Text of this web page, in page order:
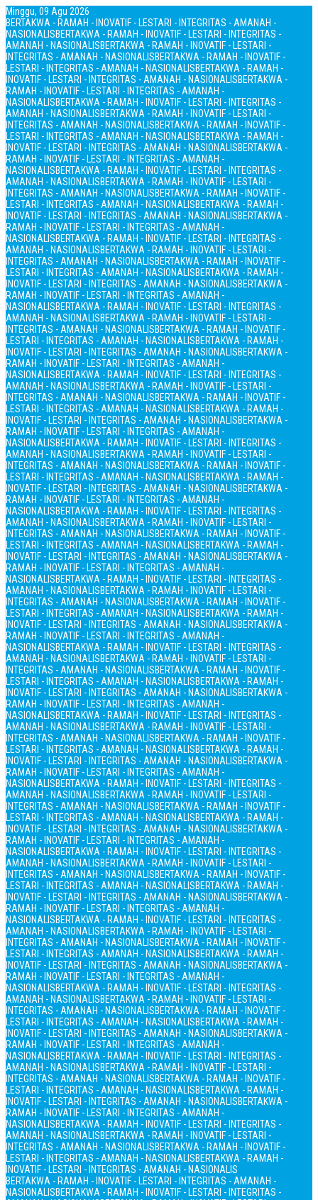
Minggu, 09 Agu 2026
BERTAKWA - RAMAH - INOVATIF - LESTARI - INTEGRITAS - AMANAH -
NASIONALISBERTAKWA - RAMAH - INOVATIF - LESTARI - INTEGRITAS -
AMANAH - NASIONALISBERTAKWA - RAMAH - INOVATIF - LESTARI -
INTEGRITAS - AMANAH - NASIONALISBERTAKWA - RAMAH - INOVATIF -
LESTARI - INTEGRITAS - AMANAH - NASIONALISBERTAKWA - RAMAH -
INOVATIF - LESTARI - INTEGRITAS - AMANAH - NASIONALISBERTAKWA -
RAMAH - INOVATIF - LESTARI - INTEGRITAS - AMANAH -
NASIONALISBERTAKWA - RAMAH - INOVATIF - LESTARI - INTEGRITAS -
AMANAH - NASIONALISBERTAKWA - RAMAH - INOVATIF - LESTARI -
INTEGRITAS - AMANAH - NASIONALISBERTAKWA - RAMAH - INOVATIF -
LESTARI - INTEGRITAS - AMANAH - NASIONALISBERTAKWA - RAMAH -
INOVATIF - LESTARI - INTEGRITAS - AMANAH - NASIONALISBERTAKWA -
RAMAH - INOVATIF - LESTARI - INTEGRITAS - AMANAH -
NASIONALISBERTAKWA - RAMAH - INOVATIF - LESTARI - INTEGRITAS -
AMANAH - NASIONALISBERTAKWA - RAMAH - INOVATIF - LESTARI -
INTEGRITAS - AMANAH - NASIONALISBERTAKWA - RAMAH - INOVATIF -
LESTARI - INTEGRITAS - AMANAH - NASIONALISBERTAKWA - RAMAH -
INOVATIF - LESTARI - INTEGRITAS - AMANAH - NASIONALISBERTAKWA -
RAMAH - INOVATIF - LESTARI - INTEGRITAS - AMANAH -
NASIONALISBERTAKWA - RAMAH - INOVATIF - LESTARI - INTEGRITAS -
AMANAH - NASIONALISBERTAKWA - RAMAH - INOVATIF - LESTARI -
INTEGRITAS - AMANAH - NASIONALISBERTAKWA - RAMAH - INOVATIF -
LESTARI - INTEGRITAS - AMANAH - NASIONALISBERTAKWA - RAMAH -
INOVATIF - LESTARI - INTEGRITAS - AMANAH - NASIONALISBERTAKWA -
RAMAH - INOVATIF - LESTARI - INTEGRITAS - AMANAH -
NASIONALISBERTAKWA - RAMAH - INOVATIF - LESTARI - INTEGRITAS -
AMANAH - NASIONALISBERTAKWA - RAMAH - INOVATIF - LESTARI -
INTEGRITAS - AMANAH - NASIONALISBERTAKWA - RAMAH - INOVATIF -
LESTARI - INTEGRITAS - AMANAH - NASIONALISBERTAKWA - RAMAH -
INOVATIF - LESTARI - INTEGRITAS - AMANAH - NASIONALISBERTAKWA -
RAMAH - INOVATIF - LESTARI - INTEGRITAS - AMANAH -
NASIONALISBERTAKWA - RAMAH - INOVATIF - LESTARI - INTEGRITAS -
AMANAH - NASIONALISBERTAKWA - RAMAH - INOVATIF - LESTARI -
INTEGRITAS - AMANAH - NASIONALISBERTAKWA - RAMAH - INOVATIF -
LESTARI - INTEGRITAS - AMANAH - NASIONALISBERTAKWA - RAMAH -
INOVATIF - LESTARI - INTEGRITAS - AMANAH - NASIONALISBERTAKWA -
RAMAH - INOVATIF - LESTARI - INTEGRITAS - AMANAH -
NASIONALISBERTAKWA - RAMAH - INOVATIF - LESTARI - INTEGRITAS -
AMANAH - NASIONALISBERTAKWA - RAMAH - INOVATIF - LESTARI -
INTEGRITAS - AMANAH - NASIONALISBERTAKWA - RAMAH - INOVATIF -
LESTARI - INTEGRITAS - AMANAH - NASIONALISBERTAKWA - RAMAH -
INOVATIF - LESTARI - INTEGRITAS - AMANAH - NASIONALISBERTAKWA -
RAMAH - INOVATIF - LESTARI - INTEGRITAS - AMANAH -
NASIONALISBERTAKWA - RAMAH - INOVATIF - LESTARI - INTEGRITAS -
AMANAH - NASIONALISBERTAKWA - RAMAH - INOVATIF - LESTARI -
INTEGRITAS - AMANAH - NASIONALISBERTAKWA - RAMAH - INOVATIF -
LESTARI - INTEGRITAS - AMANAH - NASIONALISBERTAKWA - RAMAH -
INOVATIF - LESTARI - INTEGRITAS - AMANAH - NASIONALISBERTAKWA -
RAMAH - INOVATIF - LESTARI - INTEGRITAS - AMANAH -
NASIONALISBERTAKWA - RAMAH - INOVATIF - LESTARI - INTEGRITAS -
AMANAH - NASIONALISBERTAKWA - RAMAH - INOVATIF - LESTARI -
INTEGRITAS - AMANAH - NASIONALISBERTAKWA - RAMAH - INOVATIF -
LESTARI - INTEGRITAS - AMANAH - NASIONALISBERTAKWA - RAMAH -
INOVATIF - LESTARI - INTEGRITAS - AMANAH - NASIONALISBERTAKWA -
RAMAH - INOVATIF - LESTARI - INTEGRITAS - AMANAH -
NASIONALISBERTAKWA - RAMAH - INOVATIF - LESTARI - INTEGRITAS -
AMANAH - NASIONALISBERTAKWA - RAMAH - INOVATIF - LESTARI -
INTEGRITAS - AMANAH - NASIONALISBERTAKWA - RAMAH - INOVATIF -
LESTARI - INTEGRITAS - AMANAH - NASIONALISBERTAKWA - RAMAH -
INOVATIF - LESTARI - INTEGRITAS - AMANAH - NASIONALISBERTAKWA -
RAMAH - INOVATIF - LESTARI - INTEGRITAS - AMANAH -
NASIONALISBERTAKWA - RAMAH - INOVATIF - LESTARI - INTEGRITAS -
AMANAH - NASIONALISBERTAKWA - RAMAH - INOVATIF - LESTARI -
INTEGRITAS - AMANAH - NASIONALISBERTAKWA - RAMAH - INOVATIF -
LESTARI - INTEGRITAS - AMANAH - NASIONALISBERTAKWA - RAMAH -
INOVATIF - LESTARI - INTEGRITAS - AMANAH - NASIONALISBERTAKWA -
RAMAH - INOVATIF - LESTARI - INTEGRITAS - AMANAH -
NASIONALISBERTAKWA - RAMAH - INOVATIF - LESTARI - INTEGRITAS -
AMANAH - NASIONALISBERTAKWA - RAMAH - INOVATIF - LESTARI -
INTEGRITAS - AMANAH - NASIONALISBERTAKWA - RAMAH - INOVATIF -
LESTARI - INTEGRITAS - AMANAH - NASIONALISBERTAKWA - RAMAH -
INOVATIF - LESTARI - INTEGRITAS - AMANAH - NASIONALISBERTAKWA -
RAMAH - INOVATIF - LESTARI - INTEGRITAS - AMANAH -
NASIONALISBERTAKWA - RAMAH - INOVATIF - LESTARI - INTEGRITAS -
AMANAH - NASIONALISBERTAKWA - RAMAH - INOVATIF - LESTARI -
INTEGRITAS - AMANAH - NASIONALISBERTAKWA - RAMAH - INOVATIF -
LESTARI - INTEGRITAS - AMANAH - NASIONALISBERTAKWA - RAMAH -
INOVATIF - LESTARI - INTEGRITAS - AMANAH - NASIONALISBERTAKWA -
RAMAH - INOVATIF - LESTARI - INTEGRITAS - AMANAH -
NASIONALISBERTAKWA - RAMAH - INOVATIF - LESTARI - INTEGRITAS -
AMANAH - NASIONALISBERTAKWA - RAMAH - INOVATIF - LESTARI -
INTEGRITAS - AMANAH - NASIONALISBERTAKWA - RAMAH - INOVATIF -
LESTARI - INTEGRITAS - AMANAH - NASIONALISBERTAKWA - RAMAH -
INOVATIF - LESTARI - INTEGRITAS - AMANAH - NASIONALISBERTAKWA -
RAMAH - INOVATIF - LESTARI - INTEGRITAS - AMANAH -
NASIONALISBERTAKWA - RAMAH - INOVATIF - LESTARI - INTEGRITAS -
AMANAH - NASIONALISBERTAKWA - RAMAH - INOVATIF - LESTARI -
INTEGRITAS - AMANAH - NASIONALISBERTAKWA - RAMAH - INOVATIF -
LESTARI - INTEGRITAS - AMANAH - NASIONALISBERTAKWA - RAMAH -
INOVATIF - LESTARI - INTEGRITAS - AMANAH - NASIONALISBERTAKWA -
RAMAH - INOVATIF - LESTARI - INTEGRITAS - AMANAH -
NASIONALISBERTAKWA - RAMAH - INOVATIF - LESTARI - INTEGRITAS -
AMANAH - NASIONALISBERTAKWA - RAMAH - INOVATIF - LESTARI -
INTEGRITAS - AMANAH - NASIONALISBERTAKWA - RAMAH - INOVATIF -
LESTARI - INTEGRITAS - AMANAH - NASIONALISBERTAKWA - RAMAH -
INOVATIF - LESTARI - INTEGRITAS - AMANAH - NASIONALISBERTAKWA -
RAMAH - INOVATIF - LESTARI - INTEGRITAS - AMANAH -
NASIONALISBERTAKWA - RAMAH - INOVATIF - LESTARI - INTEGRITAS -
AMANAH - NASIONALISBERTAKWA - RAMAH - INOVATIF - LESTARI -
INTEGRITAS - AMANAH - NASIONALISBERTAKWA - RAMAH - INOVATIF -
LESTARI - INTEGRITAS - AMANAH - NASIONALISBERTAKWA - RAMAH -
INOVATIF - LESTARI - INTEGRITAS - AMANAH - NASIONALIS
BERTAKWA - RAMAH - INOVATIF - LESTARI - INTEGRITAS - AMANAH -
NASIONALISBERTAKWA - RAMAH - INOVATIF - LESTARI - INTEGRITAS -